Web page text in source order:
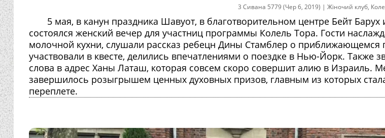
3 Сивана 5779 (Чер 6, 2019) | Жіночий клуб,
5 мая, в канун праздника Шавуот, в благотворительном центре Бейт Барух
состоялся женский вечер для участниц программы Колель Тора. Гости
молочной кухни, слушали рассказ ребецн Дины Стамблер о приближающемся
участвовали в квесте, делились впечатлениями о поездке в Нью-Йорк. Также
слова в адрес Ханы Латаш, которая совсем скоро совершит алию в Израиль.
завершилось розыгрышем ценных духовных призов, главным из которых
переплете.